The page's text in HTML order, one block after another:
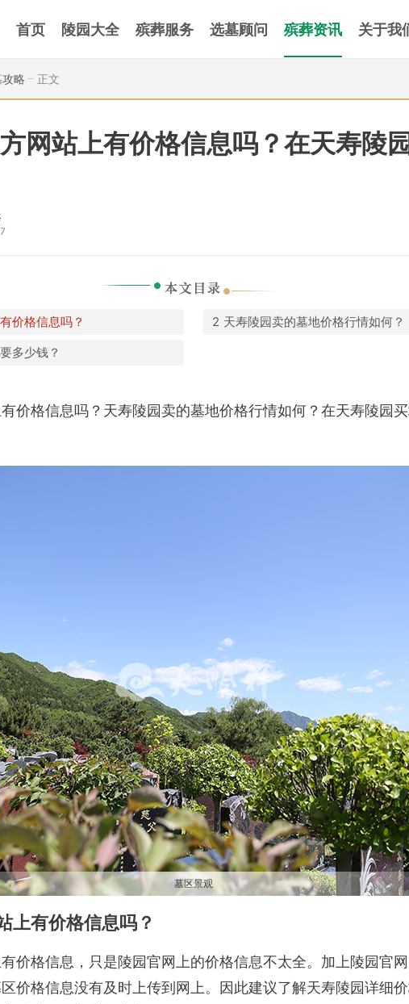
首页 陵园大全 殡葬服务 选墓顾问 殡葬资讯 关于我
略 正文
网站上有价格信息吗？在天寿陵
价格信息吗？
天寿陵园卖的墓地价格行情如何？
多少钱？
价格信息吗？天寿陵园卖的墓地价格行情如何？在天寿陵园
墓区景观
上有价格信息吗？
价格信息，只是陵园官网上的价格信息不太全。加上陵园官
价格信息没有及时上传到网上。因此建议了解天寿陵园详细价